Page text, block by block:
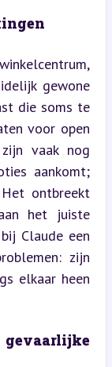
gewone
die soms te
voor open
zijn vaak nog
aankomt;
ontbreekt
het juiste
Claude een
zijn
elkaar heen
gevaarlijke